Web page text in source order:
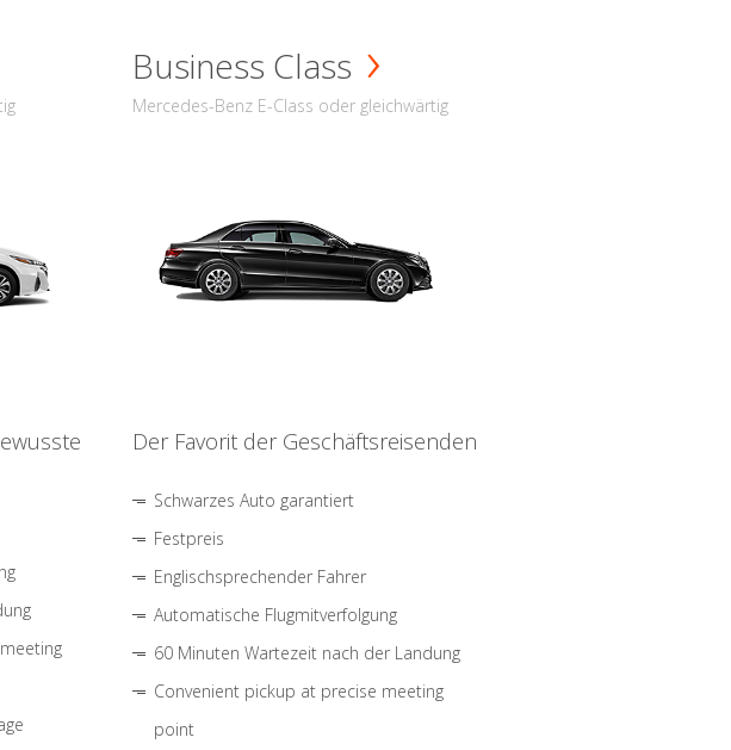
Business Class
Mercedes-Benz E-Class oder gleichwärtig
Der Favorit der Geschäftsreisenden
Schwarzes Auto garantiert
Festpreis
Englischsprechender Fahrer
Automatische Flugmitverfolgung
60 Minuten Wartezeit nach der Landung
Convenient pickup at precise meeting
point